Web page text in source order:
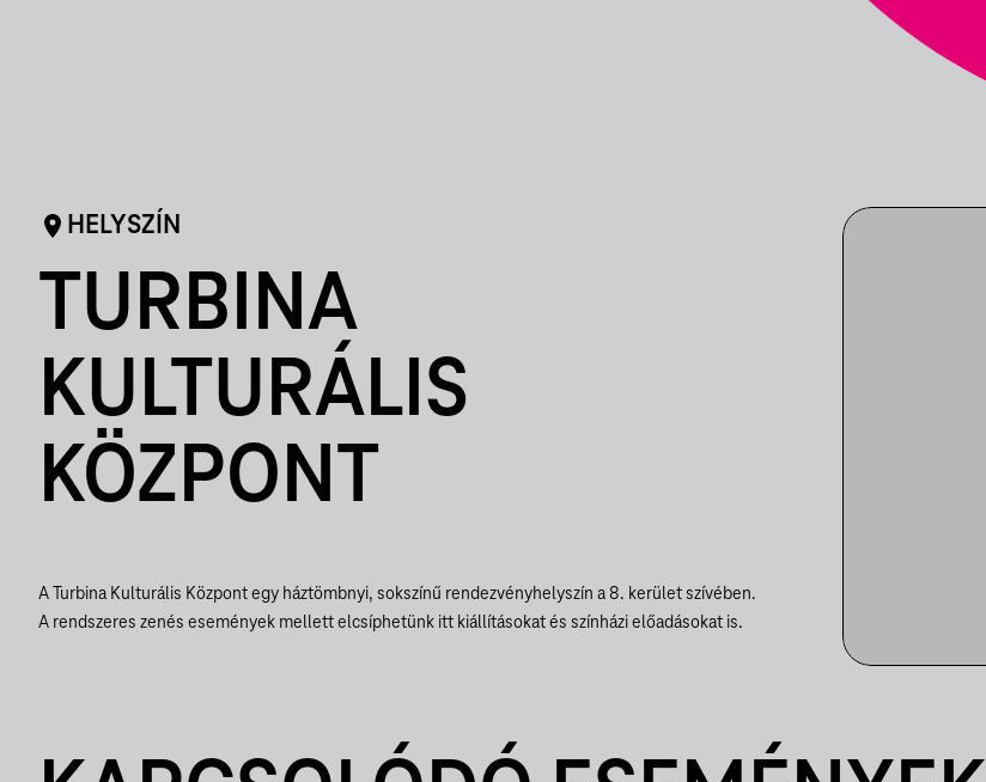
HELYSZÍN
TURBINA
KULTURÁLIS
KÖZPONT
A Turbina Kulturális Központ egy háztömbnyi, sokszínű rendezvényhelyszín a 8. kerület szívében.
A rendszeres zenés események mellett elcsíphetünk itt kiállításokat és színházi előadásokat is.